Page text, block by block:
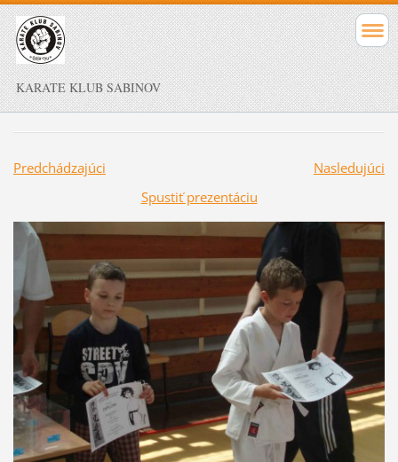
KARATE KLUB SABINOV
Predchádzajúci
Nasledujúci
Spustiť prezentáciu